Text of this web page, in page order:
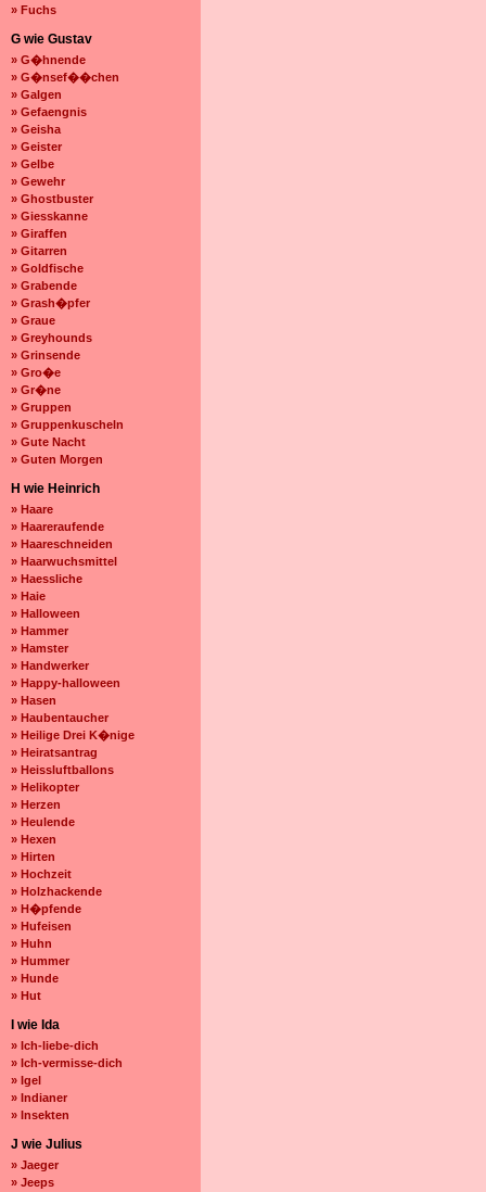
» Fuchs
G wie Gustav
» G�hnende
» G�nsef��chen
» Galgen
» Gefaengnis
» Geisha
» Geister
» Gelbe
» Gewehr
» Ghostbuster
» Giesskanne
» Giraffen
» Gitarren
» Goldfische
» Grabende
» Grash�pfer
» Graue
» Greyhounds
» Grinsende
» Gro�e
» Gr�ne
» Gruppen
» Gruppenkuscheln
» Gute Nacht
» Guten Morgen
H wie Heinrich
» Haare
» Haareraufende
» Haareschneiden
» Haarwuchsmittel
» Haessliche
» Haie
» Halloween
» Hammer
» Hamster
» Handwerker
» Happy-halloween
» Hasen
» Haubentaucher
» Heilige Drei K�nige
» Heiratsantrag
» Heissluftballons
» Helikopter
» Herzen
» Heulende
» Hexen
» Hirten
» Hochzeit
» Holzhackende
» H�pfende
» Hufeisen
» Huhn
» Hummer
» Hunde
» Hut
I wie Ida
» Ich-liebe-dich
» Ich-vermisse-dich
» Igel
» Indianer
» Insekten
J wie Julius
» Jaeger
» Jeeps